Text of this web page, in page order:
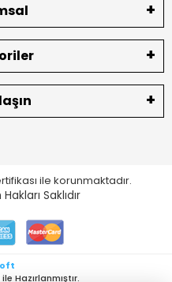
ile korunmaktadır.
Saklıdır
Hazırlanmıştır.